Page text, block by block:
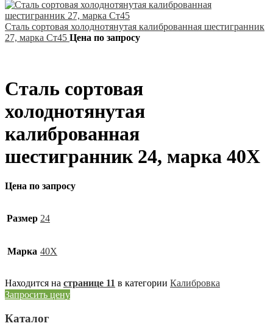
Сталь сортовая холоднотянутая калиброванная шестигранник
27, марка Ст45 Цена по запросу
Сталь сортовая
холоднотянутая
калиброванная
шестигранник 24, марка 40Х
Цена по запросу
Размер 24
Марка 40Х
Находится на странице 11 в категории Калибровка
Запросить цену
Каталог